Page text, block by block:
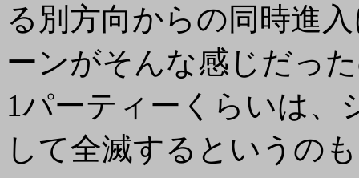
る別方向からの同時進
ーンがそんな感じだっ
1パーティーくらいは、
して全滅するというの